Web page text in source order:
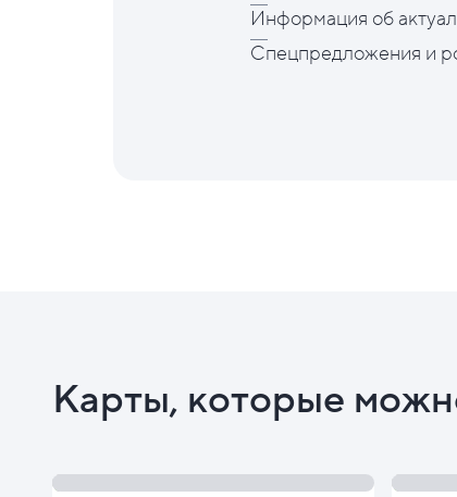
Информация об
Спецпредложения и
Карты, которые